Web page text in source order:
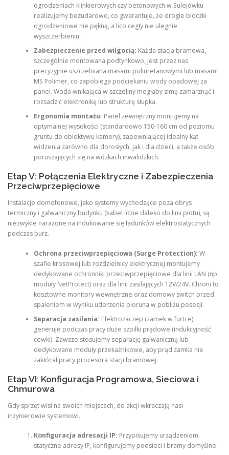
ogrodzeniach klinkierowych czy betonowych w Sulejówku
realizujemy bezudarowo, co gwarantuje, że drogie bloczki
ogrodzeniowe nie pękną, a lico cegły nie ulegnie
wyszczerbieniu.
Zabezpieczenie przed wilgocią: Każda stacja bramowa,
szczególnie montowana podtynkowo, jest przez nas
precyzyjnie uszczelniana masami poliuretanowymi lub masami
MS Polimer, co zapobiega podciekaniu wody opadowej za
panel. Woda wnikająca w szczeliny mogłaby zimą zamarznąć i
rozsadzić elektronikę lub strukturę słupka.
Ergonomia montażu: Panel zewnętrzny montujemy na
optymalnej wysokości (standardowo 150-160 cm od poziomu
gruntu do obiektywu kamery), zapewniającej idealny kąt
widzenia zarówno dla dorosłych, jak i dla dzieci, a także osób
poruszających się na wózkach inwalidzkich.
Etap V: Połączenia Elektryczne i Zabezpieczenia
Przeciwprzepięciowe
Instalacje domofonowe, jako systemy wychodzące poza obrys
termiczny i galwaniczny budynku (kabel idzie daleko do linii płotu), są
niezwykle narażone na indukowanie się ładunków elektrostatycznych
podczas burz.
Ochrona przeciwprzepięciowa (Surge Protection): W
szafie krosowej lub rozdzielnicy elektrycznej montujemy
dedykowane ochronniki przeciwprzepięciowe dla linii LAN (np.
moduły NetProtect) oraz dla linii zasilających 12V/24V. Chroni to
kosztowne monitory wewnętrzne oraz domowy switch przed
spaleniem w wyniku uderzenia pioruna w pobliżu posesji.
Separacja zasilania: Elektrozaczep (zamek w furtce)
generuje podczas pracy duże szpilki prądowe (indukcyjność
cewki). Zawsze stosujemy separację galwaniczną lub
dedykowane moduły przekaźnikowe, aby prąd zamka nie
zakłócał pracy procesora stacji bramowej.
Etap VI: Konfiguracja Programowa, Sieciowa i
Chmurowa
Gdy sprzęt wisi na swoich miejscach, do akcji wkraczają nasi
inżynierowie systemowi.
Konfiguracja adresacji IP: Przypisujemy urządzeniom
statyczne adresy IP, konfigurujemy podsieci i bramy domyślne.